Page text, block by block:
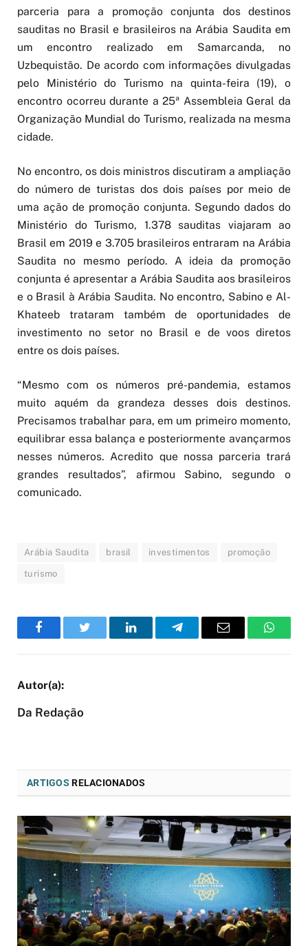
parceria para a promoção conjunta dos destinos
sauditas no Brasil e brasileiros na Arábia Saudita em
um encontro realizado em Samarcanda, no
Uzbequistão. De acordo com informações divulgadas
pelo Ministério do Turismo na quinta-feira (19), o
encontro ocorreu durante a 25ª Assembleia Geral da
Organização Mundial do Turismo, realizada na mesma
cidade.
No encontro, os dois ministros discutiram a ampliação
do número de turistas dos dois países por meio de
uma ação de promoção conjunta. Segundo dados do
Ministério do Turismo, 1.378 sauditas viajaram ao
Brasil em 2019 e 3.705 brasileiros entraram na Arábia
Saudita no mesmo período. A ideia da promoção
conjunta é apresentar a Arábia Saudita aos brasileiros
e o Brasil à Arábia Saudita. No encontro, Sabino e Al-
Khateeb trataram também de oportunidades de
investimento no setor no Brasil e de voos diretos
entre os dois países.
“Mesmo com os números pré-pandemia, estamos
muito aquém da grandeza desses dois destinos.
Precisamos trabalhar para, em um primeiro momento,
equilibrar essa balança e posteriormente avançarmos
nesses números. Acredito que nossa parceria trará
grandes resultados”, afirmou Sabino, segundo o
comunicado.
Arábia Saudita brasil investimentos promoção
turismo
FacebookTwitter LinkedInTelegramEmail
Da Redação
ARTIGOS RELACIONADOS